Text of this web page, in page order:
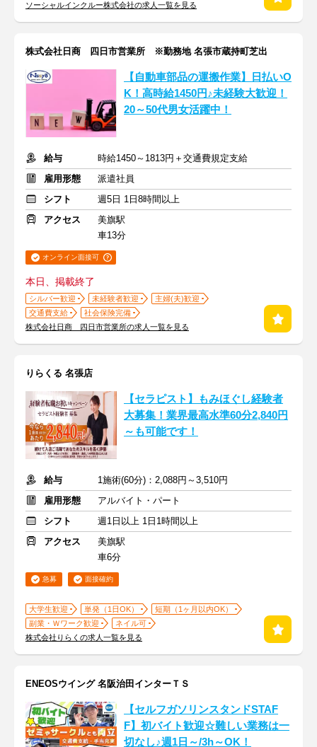
ソーシャルインクルー株式会社の求人一覧を見る
株式会社日商 四日市営業所 ※勤務地 名張市蔵持町芝出
【自動車部品の運搬作業】日払いO
K！高時給1450円♪未経験大歓迎！
20～50代男女活躍中！
給与
時給1450～1813円＋交通費規定支給
雇用形態
派遣社員
シフト
週5日 1日8時間以上
アクセス
美旗駅
車13分
オンライン面接可
本日、掲載終了
シルバー歓迎 未経験者歓迎
主婦(夫)歓迎
交通費支給
社会保険完備
株式会社日商 四日市営業所の求人一覧を見る
りらくる 名張店
【セラピスト】もみほぐし経験者
大募集！業界最高水準60分2,840円
～も可能です！
給与
1施術(60分)：2,088円～3,510円
雇用形態
アルバイト・パート
シフト
週1日以上 1日1時間以上
アクセス
美旗駅
車6分
急募 面接確約
大学生歓迎 単発（1日OK）
短期（1ヶ月以内OK）
副業・Ｗワーク歓迎
ネイル可
株式会社りらくの求人一覧を見る
ENEOSウイング 名阪治田インターＴＳ
【セルフガソリンスタンドSTAF
F】初バイト歓迎☆難しい業務は一
切なし♪週1日～/3h～OK！